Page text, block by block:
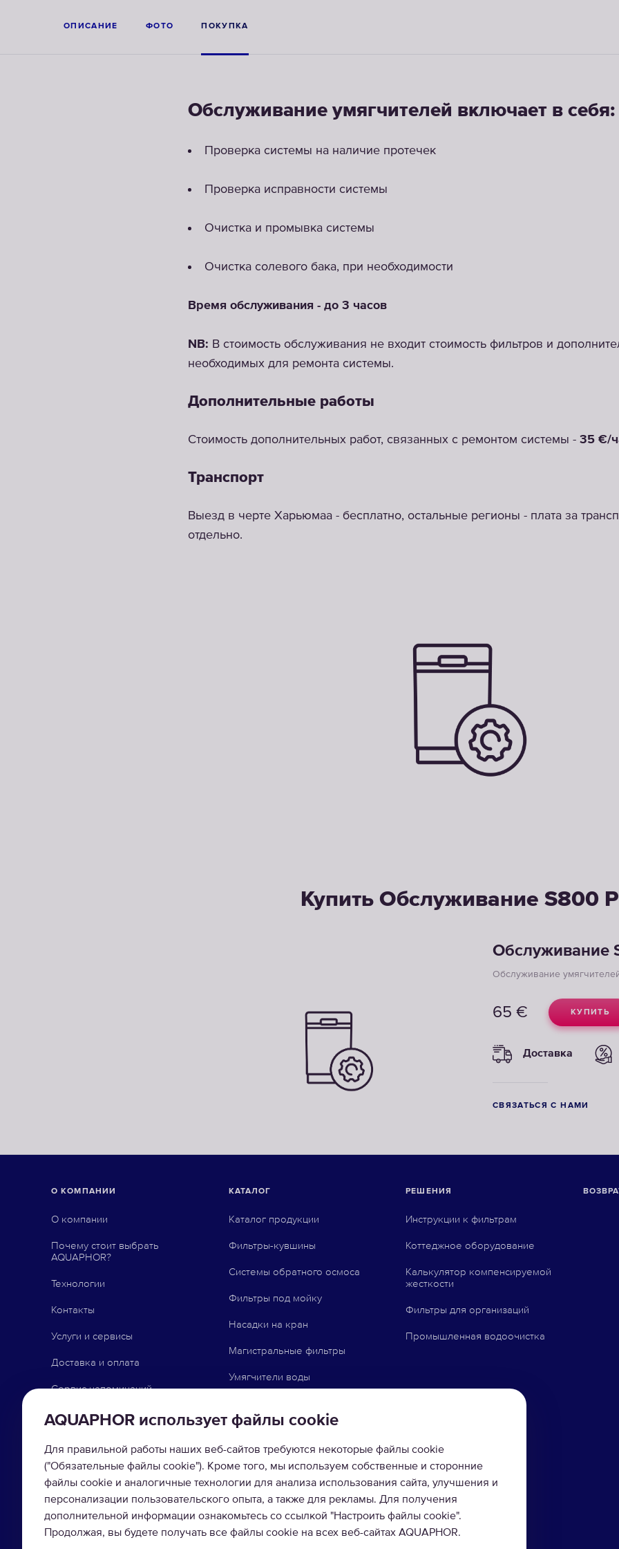
ОПИСАНИЕ ФОТО ПОКУПКА
Обслуживание умягчителей включает в себя:
Проверка системы на наличие протечек
Проверка исправности системы
Очистка и промывка системы
Очистка солевого бака, при необходимости
Время обслуживания - до 3 часов
NB: В стоимость обслуживания не входит стоимость фильтров и
необходимых для ремонта системы.
Дополнительные работы
Стоимость дополнительных работ, связанных с ремонтом системы - 35 €/
Транспорт
Выезд в черте Харьюмаа - бесплатно, остальные регионы - плата за
отдельно.
Купить Обслуживание S800
Обслуживание
Обслуживание
65 € КУПИТЬ
Доставка
СВЯЗАТЬСЯ С НАМИ
AQUAPHOR использует файлы cookie
Для правильной работы наших веб-сайтов требуются некоторые файлы cookie
("Обязательные файлы cookie"). Кроме того, мы используем собственные и сторонние
файлы cookie и аналогичные технологии для анализа использования сайта, улучшения и
персонализации пользовательского опыта, а также для рекламы. Для получения
дополнительной информации ознакомьтесь со ссылкой "Настроить файлы cookie".
Продолжая, вы будете получать все файлы cookie на всех веб-сайтах AQUAPHOR.
О КОМПАНИИ
О компании
Почему стоит выбрать
AQUAPHOR?
Технологии
Контакты
Услуги и сервисы
Доставка и оплата
Сервис напоминаний
Точки продаж партнеров
Блог
Акция с Bauhof
КАТАЛОГ
Каталог продукции
Фильтры-кувшины
Системы обратного осмоса
Фильтры под мойку
Насадки на кран
Магистральные фильтры
Умягчители воды
Сопутствующие товары
РЕШЕНИЯ
Инструкции к фильтрам
Коттеджное оборудование
Калькулятор компенсируемой
жесткости
Фильтры для организаций
Промышленная водоочистка